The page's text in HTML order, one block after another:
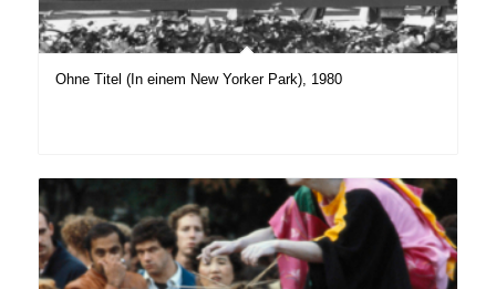
Ohne Titel (In einem New Yorker Park), 1980